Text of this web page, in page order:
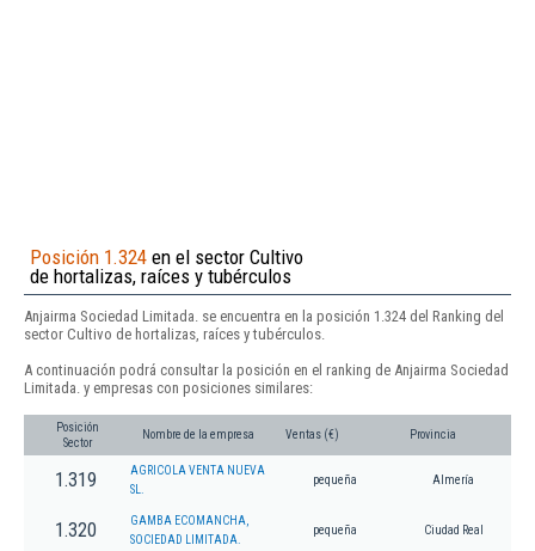
Posición 1.324 en el sector Cultivo
de hortalizas, raíces y tubérculos
Anjairma Sociedad Limitada. se encuentra en la posición 1.324 del Ranking del
sector Cultivo de hortalizas, raíces y tubérculos.
A continuación podrá consultar la posición en el ranking de Anjairma Sociedad
Limitada. y empresas con posiciones similares:
Posición
Sector
Nombre de la empresa Ventas (€) Provincia
1.319
AGRICOLA VENTA NUEVA
SL.
pequeña Almería
1.320
GAMBA ECOMANCHA,
SOCIEDAD LIMITADA.
pequeña Ciudad Real